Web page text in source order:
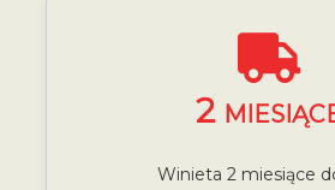
2
Winieta 2 miesiące